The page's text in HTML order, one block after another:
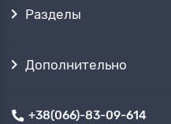
Разделы
Дополнительно
+38(066)-83-09-614